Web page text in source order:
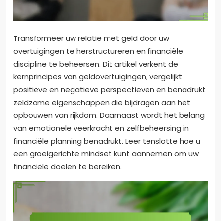
Transformeer uw relatie met geld door uw
overtuigingen te herstructureren en financiële
discipline te beheersen. Dit artikel verkent de
kernprincipes van geldovertuigingen, vergelijkt
positieve en negatieve perspectieven en benadrukt
zeldzame eigenschappen die bijdragen aan het
opbouwen van rijkdom. Daarnaast wordt het belang
van emotionele veerkracht en zelfbeheersing in
financiële planning benadrukt. Leer tenslotte hoe u
een groeigerichte mindset kunt aannemen om uw
financiële doelen te bereiken.